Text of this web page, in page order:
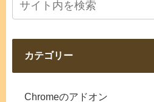
カテゴリー
Chromeのアドオン